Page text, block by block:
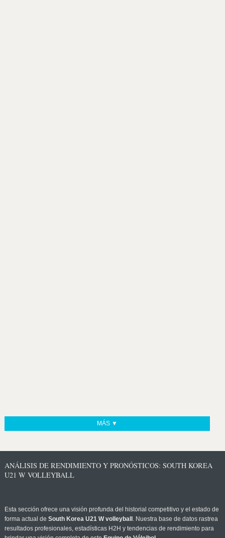
MÁS ▼
ANÁLISIS DE RENDIMIENTO Y PRONÓSTICOS: SOUTH KOREA
U21 W VOLLEYBALL
Esta sección ofrece una visión profunda del historial competitivo y el estado de
forma actual de South Korea U21 W volleyball . Nuestra base de datos rastrea
resultados profesionales, estadísticas H2H y tendencias de rendimiento para